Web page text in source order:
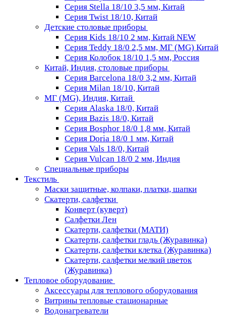
Серия Stella 18/10 3,5 мм, Китай
Серия Twist 18/10, Китай
Детские столовые приборы
Серия Kids 18/10 2 мм, Китай NEW
Серия Teddy 18/0 2,5 мм, МГ (MG) Китай
Серия Колобок 18/10 1,5 мм, Россия
Китай, Индия, столовые приборы
Серия Barcelona 18/0 3,2 мм, Китай
Серия Milan 18/10, Китай
МГ (MG), Индия, Китай
Серия Alaska 18/0, Китай
Серия Bazis 18/0, Китай
Серия Bosphor 18/0 1,8 мм, Китай
Серия Doria 18/0 1 мм, Китай
Серия Vals 18/0, Китай
Серия Vulcan 18/0 2 мм, Индия
Специальные приборы
Текстиль
Маски защитные, колпаки, платки, шапки
Скатерти, салфетки
Конверт (куверт)
Салфетки Лен
Скатерти, салфетки (МАТИ)
Скатерти, салфетки гладь (Журавинка)
Скатерти, салфетки клетка (Журавинка)
Скатерти, салфетки мелкий цветок
(Журавинка)
Тепловое оборудование
Аксессуары для теплового оборудования
Витрины тепловые стационарные
Водонагреватели